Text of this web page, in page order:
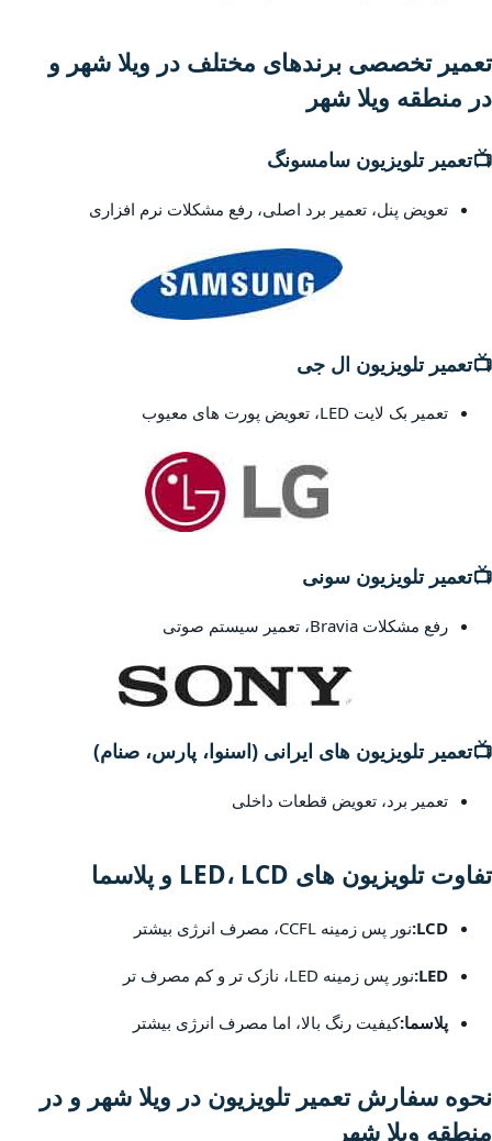
تعمیر تخصصی برندهای مختلف در ویلا شهر و
در منطقه ویلا شهر
📺تعمیر تلویزیون سامسونگ
تعویض پنل، تعمیر برد اصلی، رفع مشکلات نرم افزاری
📺تعمیر تلویزیون ال جی
تعمیر بک لایت LED، تعویض پورت های معیوب
📺تعمیر تلویزیون سونی
رفع مشکلات Bravia، تعمیر سیستم صوتی
📺تعمیر تلویزیون های ایرانی (اسنوا، پارس، صنام)
تعمیر برد، تعویض قطعات داخلی
تفاوت تلویزیون های LED، LCD و پلاسما
LCD: نور پس زمینه CCFL، مصرف انرژی بیشتر
LED: نور پس زمینه LED، نازک تر و کم مصرف تر
پلاسما:کیفیت رنگ بالا، اما مصرف انرژی بیشتر
نحوه سفارش تعمیر تلویزیون در ویلا شهر و در
منطقه ویلا شهر